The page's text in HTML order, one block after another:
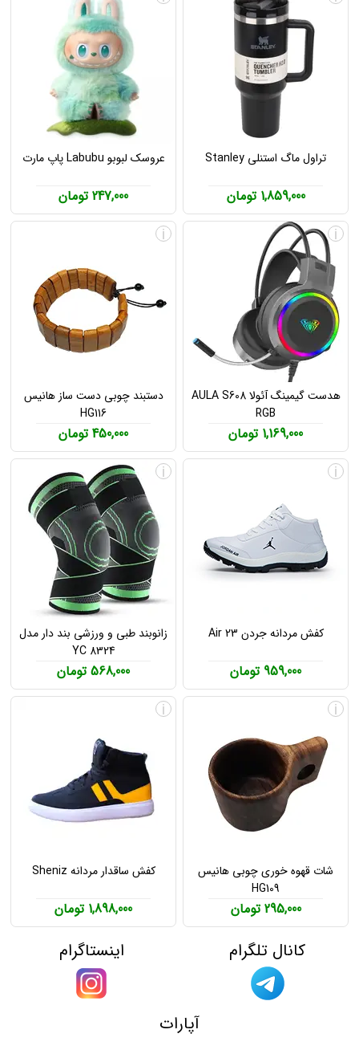
تراول ماگ استنلی Stanley
1,859,000 تومان
عروسک لبوبو Labubu پاپ مارت
247,000 تومان
هدست گیمینگ آئولا AULA S608
RGB
1,169,000 تومان
i
دستبند چوبی دست ساز هانیس
HG116
450,000 تومان
i
کفش مردانه جردن Air 23
959,000 تومان
i
زانوبند طبی و ورزشی بند دار مدل
YC 8324
568,000 تومان
i
شات قهوه خوری چوبی هانیس
HG109
295,000 تومان
i
کفش ساقدار مردانه Sheniz
1,898,000 تومان
i
کانال تلگرام اینستاگرام
آپارات